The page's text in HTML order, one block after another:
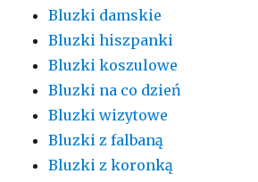
Bluzki damskie
Bluzki hiszpanki
Bluzki koszulowe
Bluzki na co dzień
Bluzki wizytowe
Bluzki z falbaną
Bluzki z koronką